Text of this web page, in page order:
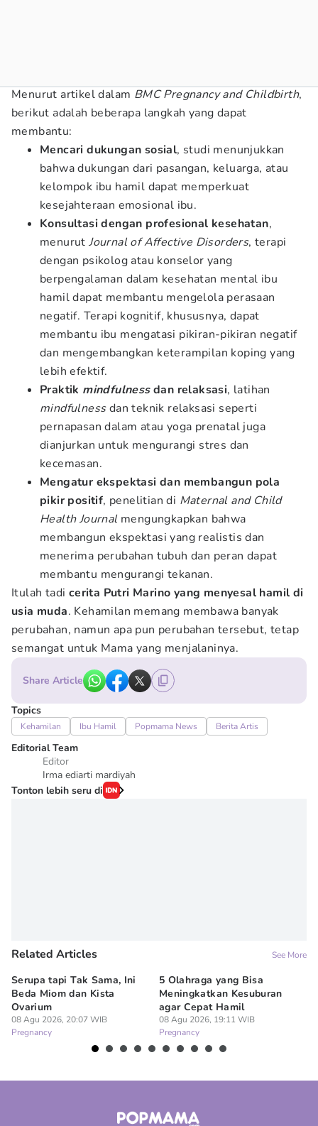
Menurut artikel dalam BMC Pregnancy and Childbirth,
berikut adalah beberapa langkah yang dapat
membantu:
Mencari dukungan sosial, studi menunjukkan
bahwa dukungan dari pasangan, keluarga, atau
kelompok ibu hamil dapat memperkuat
kesejahteraan emosional ibu.
Konsultasi dengan profesional kesehatan,
menurutJournal of Affective Disorders, terapi
dengan psikolog atau konselor yang
berpengalaman dalam kesehatan mental ibu
hamil dapat membantu mengelola perasaan
negatif. Terapi kognitif, khususnya, dapat
membantu ibu mengatasi pikiran-pikiran negatif
dan mengembangkan keterampilan koping yang
lebih efektif.
Praktik mindfulnessdan relaksasi, latihan
mindfulnessdan teknik relaksasi seperti
pernapasan dalam atau yoga prenatal juga
dianjurkan untuk mengurangi stres dan
kecemasan.
Mengatur ekspektasi dan membangun pola
pikir positif, penelitian di Maternal and Child
Health Journalmengungkapkan bahwa
membangun ekspektasi yang realistis dan
menerima perubahan tubuh dan peran dapat
membantu mengurangi tekanan.
Itulah tadi cerita Putri Marino yang menyesal hamil di
usia muda. Kehamilan memang membawa banyak
perubahan, namun apa pun perubahan tersebut, tetap
semangat untuk Mama yang menjalaninya.
Share Article
Topics
Kehamilan Ibu Hamil Popmama News Berita Artis
Editorial Team
Editor
Irma ediarti mardiyah
Tonton lebih seru di
Related Articles See More
Serupa tapi Tak Sama, Ini
Beda Miom dan Kista
Ovarium
08 Agu 2026, 20:07 WIB
Pregnancy
5 Olahraga yang Bisa
Meningkatkan Kesuburan
agar Cepat Hamil
08 Agu 2026, 19:11 WIB
Pregnancy